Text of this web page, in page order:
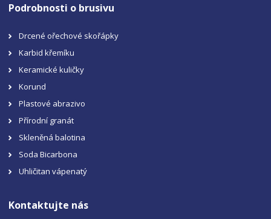
Podrobnosti o brusivu
Drcené ořechové skořápky
Karbid křemíku
Keramické kuličky
Korund
Plastové abrazivo
Přírodní granát
Skleněná balotina
Soda Bicarbona
Uhličitan vápenatý
Kontaktujte nás